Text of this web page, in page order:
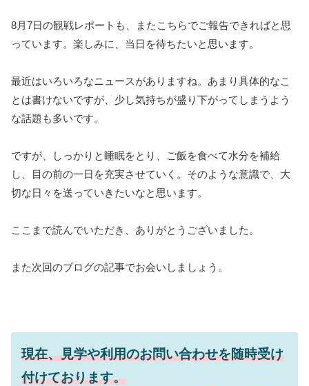
8月7日の観戦レポートも、またこちらでご報告できればと思
っています。楽しみに、当日を待ちたいと思います。
最近はいろいろなニュースがありますね。あまり具体的なこ
とは書けないですが、少し気持ちが盛り下がってしまうよう
な話題も多いです。
ですが、しっかりと睡眠をとり、ご飯を食べて水分を補給
し、目の前の一日を充実させていく。そのような意識で、大
切な日々を送っていきたいなと思います。
ここまで読んでいただき、ありがとうございました。
また次回のブログの記事でお会いしましょう。
現在、見学や利用のお問い合わせを随時受け
付けております。